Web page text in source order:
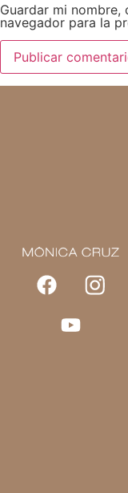
Guardar mi
navegador para la